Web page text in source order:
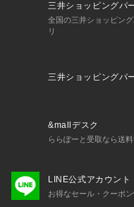
三井ショッピングパ
全国の三井ショッピン
リ
三井ショッピングパ
&mallデスク
ららぽーと受取なら送
LINE公式アカウント
お得なセール・クーポ